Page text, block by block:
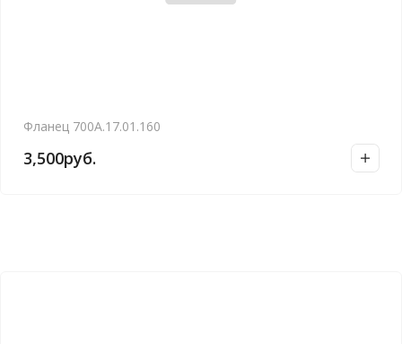
Фланец 700А.17.01.160
3,500руб.